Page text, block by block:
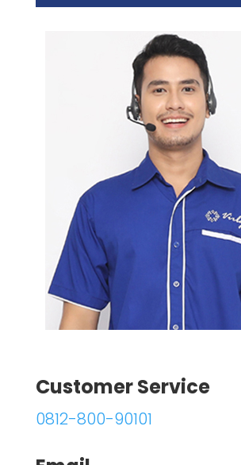
Customer Service
0812-800-90101